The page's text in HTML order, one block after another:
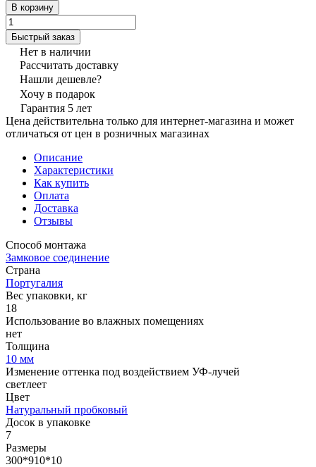
В корзину
Быстрый заказ
Нет в наличии
Рассчитать доставку
Нашли дешевле?
Хочу в подарок
Гарантия 5 лет
Цена действительна только для интернет-магазина и может
отличаться от цен в розничных магазинах
Описание
Характеристики
Как купить
Оплата
Доставка
Отзывы
Способ монтажа
Замковое соединение
Страна
Португалия
Вес упаковки, кг
18
Использование во влажных помещениях
нет
Толщина
10 мм
Изменение оттенка под воздействием УФ-лучей
светлеет
Цвет
Натуральный пробковый
Досок в упаковке
7
Размеры
300*910*10